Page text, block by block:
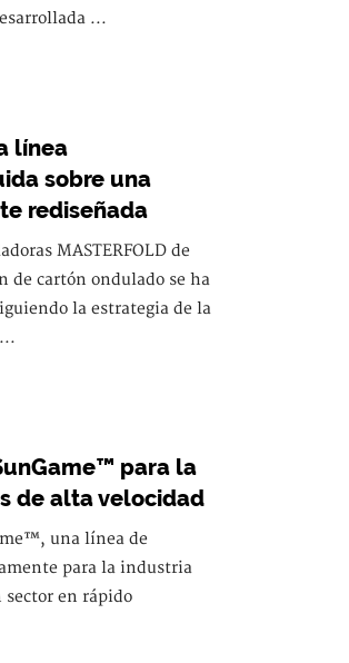
...
línea
sobre una
rediseñada
MASTERFOLD de
de cartón ondulado se ha
la estrategia de la
para la
de alta velocidad
una línea de
para la industria
sector en rápido